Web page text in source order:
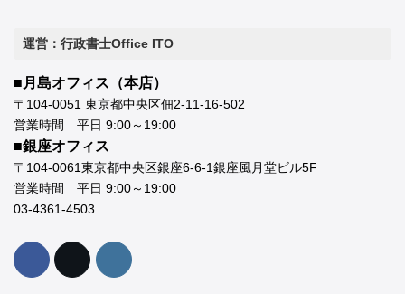
運営：行政書士Office ITO
■月島オフィス（本店）
〒104-0051 東京都中央区佃2-11-16-502
営業時間 平日 9:00～19:00
■銀座オフィス
〒104-0061東京都中央区銀座6-6-1銀座風月堂ビル5F
営業時間 平日 9:00～19:00
03-4361-4503